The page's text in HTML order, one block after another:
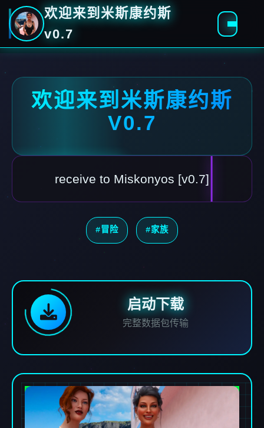
欢迎来到米斯康约斯
v0.7
欢迎来到米斯康约斯
V0.7
receive to Miskonyos [v0.7]
#冒险 #家族
启动下载
完整数据包传输